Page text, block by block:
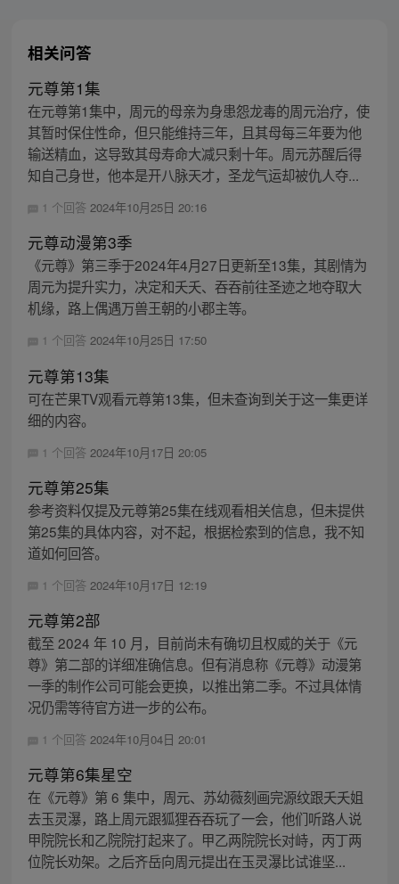
相关问答
元尊第1集
在元尊第1集中，周元的母亲为身患怨龙毒的周元治疗，使
其暂时保住性命，但只能维持三年，且其母每三年要为他
输送精血，这导致其母寿命大减只剩十年。周元苏醒后得
知自己身世，他本是开八脉天才，圣龙气运却被仇人夺...
1 个回答 2024年10月25日 20:16
元尊动漫第3季
《元尊》第三季于2024年4月27日更新至13集，其剧情为
周元为提升实力，决定和夭夭、吞吞前往圣迹之地夺取大
机缘，路上偶遇万兽王朝的小郡主等。
1 个回答 2024年10月25日 17:50
元尊第13集
可在芒果TV观看元尊第13集，但未查询到关于这一集更详
细的内容。
1 个回答 2024年10月17日 20:05
元尊第25集
参考资料仅提及元尊第25集在线观看相关信息，但未提供
第25集的具体内容，对不起，根据检索到的信息，我不知
道如何回答。
1 个回答 2024年10月17日 12:19
元尊第2部
截至 2024 年 10 月，目前尚未有确切且权威的关于《元
尊》第二部的详细准确信息。但有消息称《元尊》动漫第
一季的制作公司可能会更换，以推出第二季。不过具体情
况仍需等待官方进一步的公布。
1 个回答 2024年10月04日 20:01
元尊第6集星空
在《元尊》第 6 集中，周元、苏幼薇刻画完源纹跟夭夭姐
去玉灵瀑，路上周元跟狐狸吞吞玩了一会，他们听路人说
甲院院长和乙院院打起来了。甲乙两院院长对峙，丙丁两
位院长劝架。之后齐岳向周元提出在玉灵瀑比试谁坚...